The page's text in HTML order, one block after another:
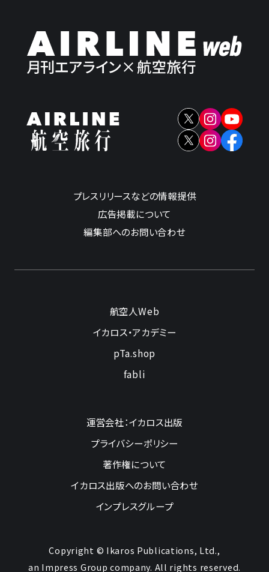
プレスリリースなどの情報提供
広告掲載について
編集部へのお問い合わせ
航空人Web
イカロス・アカデミー
pTa.shop
fabli
運営会社：イカロス出版
プライバシーポリシー
著作権について
イカロス出版へのお問い合わせ
インプレスグループ
Copyright © Ikaros Publications, Ltd.,
an Impress Group company. All rights reserved.